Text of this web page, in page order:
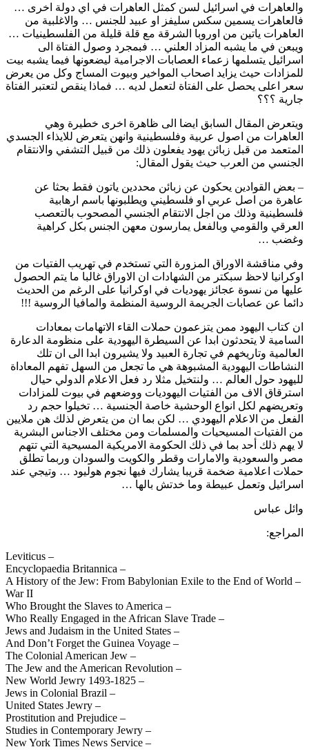
والعاهرات في اسرائيل لسن كمثل العاهرات في اي دولة اخرى …
فالعاهرات يسمين سكس سليفز او عبيد للجنس … والاغلبية من
العاهرات ياتين من اوروبا الشرقة مع قلة قليلة من الفلسطينيات …
ويبعن في ما يشبه المزاد العلني … فبمجرد وصول الفتاة الى
اسرائيل يتسلمها زعماء العصابات الاجرامية ليضعونها فيما يشبه بيت
للمزادات حيث يزايد اصحاب المواخير وبيوت المساج وكل من يعرض
سعر اعلى يحصل على الفتاة لتعمل لديه … فماذا ينقص لتعتبر الفتاة
جارية ؟؟؟
ويتعرض المقال السابق ايضا الى ظاهرة اخرى خطيرة وهي
العاهرات من اصول عربية وفلسطينية وانهن يتعرض للايذاء الجسدي
المتعمد من قبل زبائن يهود يفعلون ذلك من قبيل التشفي والانتقام
الجنسي من العرب حيث يقول المقال:
– بعض القوادين يحكون عن زبائن محددين ياتون فقط بحثا عن
عاهرة من اصل عربي او فلسطيني ويطلبونها باسم ارهابية
فلسطينية وذلك من اجل الانتقام الجنسي المصحوب بالتعصب
العرقي والقومي وبالفعل يمارسون معهن الجنس بكل كراهية
وغضب …
وفي مناقشة الاوراق المزورة التي تستخدم في تهريب الفتيات من
اوكرانيا لاحظ سبكتر من الشهادات ان الاوراق غالبا ما يتم الحصول
عليها من نسوة عجائز يهوديات في اوكرانيا على الرغم من الحديث
دائما عن عصابات الجريمة الروسية المنظمة والمافيا الروسية !!!
ان كتاب اليهود ممن يتزعمون حملات القاء الاتهامات بمعادات
السامية لا يتحدثون ابدا عن السيطرة اليهودية على منظومة الدعارة
العالمية وتاريخهم في تجارة العبيد ولا يشيرون ابدا الى ان تلك
النشاطات اليهودية المشبوهة هي ما تجعل من السهل تفهم المعاداة
لليهود حول العالم … ولنتخيل مثلا رد فعل الاعلام الدولي حيال
استرقاق الاف من الفتيات اليهوديات ووضعهم في بيوت للمزادات
وتعريضهم لكل انواع الوحشية خاصة الجنسية … تخيلوا حجم رد
الفعل من الاعلام اليهودي … لكن بما ان من يتعرض لذلك هن ملايين
من الفتيات المسيحيات والمسلمات ومن مختلف الاجناس البشرية
لا يهم ذلك أحد بما في ذلك الحكومة الامريكية المسيحية التي تتهم
مصر والسعودية والامارات وقطر والكويت والسودان وربما تطلق
حملات اعلامية ضخمة قريبا يشارك فيها نجوم هوليود … وتيجي عند
اسرائيل وتعمل عبيطة وما خدتش بالها …
وائل عباس
المراجع:
– Leviticus
– Encyclopaedia Britannica
– A History of the Jew: From Babylonian Exile to the End of World
War II
– Who Brought the Slaves to America
– Who Really Engaged in the African Slave Trade
– Jews and Judaism in the United States
– And Don’t Forget the Guinea Voyage
– The Colonial American Jew
– The Jew and the American Revolution
– New World Jewry 1493-1825
– Jews in Colonial Brazil
– United States Jewry
– Prostitution and Prejudice
– Studies in Contemporary Jewry
– New York Times News Service